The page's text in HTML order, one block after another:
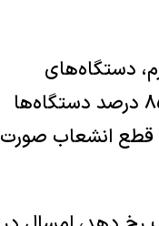
دستگاه‌های
اجرایی موظف شده‌اند مصرف آب خود را ۲۵ درصد کاهش دهند. تاکنون ۸۵ درصد دستگاه‌ها
و قطع انشعاب صورت